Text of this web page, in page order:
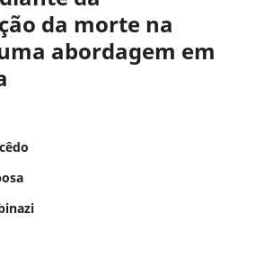
da morte na
abordagem em